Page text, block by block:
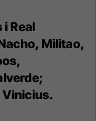
Real
Militao,
Vinicius.